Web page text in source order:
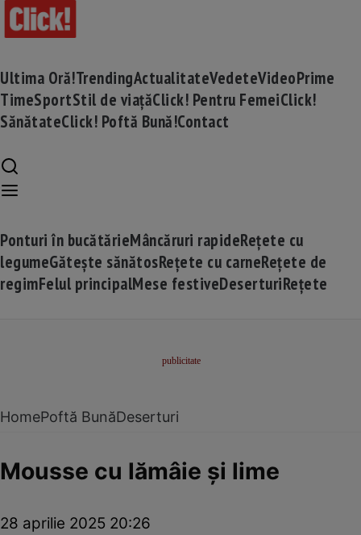
Ultima Oră!TrendingActualitateVedeteVideoPrime
TimeSportStil de viațăClick! Pentru FemeiClick!
SănătateClick! Poftă Bună!Contact
Ponturi în bucătărieMâncăruri rapideRețete cu
legumeGătește sănătosRețete cu carneRețete de
regimFelul principalMese festiveDeserturiRețete
HomePoftă BunăDeserturi
Mousse cu lămâie și lime
28 aprilie 2025 20:26